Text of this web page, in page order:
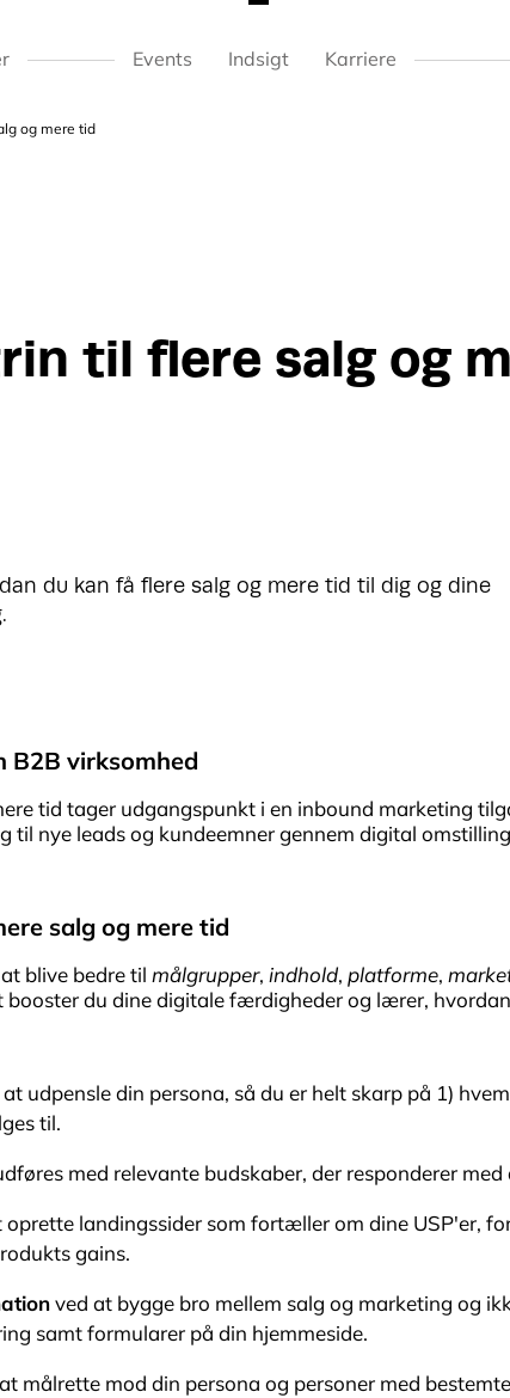
Events Indsigt Karriere
og mere tid
til flere salg og
du kan få flere salg og mere tid til dig og dine
B2B virksomhed
tid tager udgangspunkt i en inbound marketing
til nye leads og kundeemner gennem digital
salg og mere tid
blive bedre til målgrupper, indhold, platforme,
booster du dine digitale færdigheder og lærer,
udpensle din persona, så du er helt skarp på 1)
til.
med relevante budskaber, der responderer med
oprette landingssider som fortæller om dine USP'er,
gains.
ved at bygge bro mellem salg og marketing og
samt formularer på din hjemmeside.
målrette mod din persona og personer med